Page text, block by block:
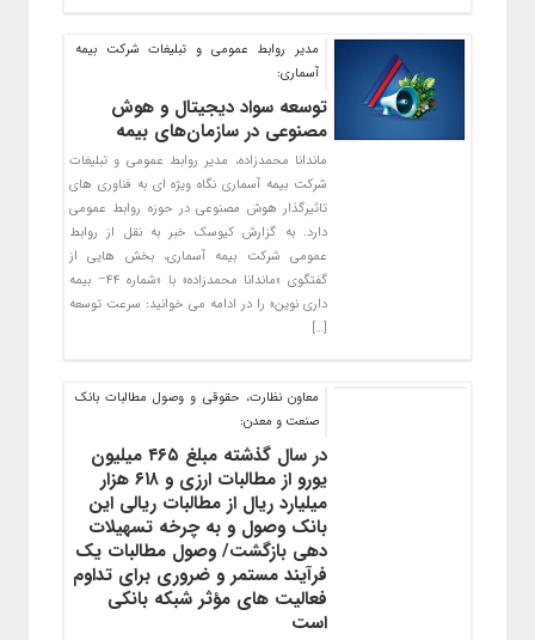
مدیر روابط عمومی و تبلیغات شرکت بیمه
آسماری:
توسعه سواد دیجیتال و هوش
مصنوعی در سازمان‌های بیمه
ماندانا محمدزاده، مدیر روابط عمومی و تبلیغات
شرکت بیمه آسماری نگاه ویژه ای به فناوری های
تاثیرگذار هوش مصنوعی در حوزه روابط عمومی
دارد. به گزارش کیوسک خبر به نقل از روابط
عمومی شرکت بیمه آسماری، بخش هایی از
گفتگوی «ماندانا محمدزاده» با «شماره ۴۴– بیمه
داری نوین» را در ادامه می خوانید: سرعت توسعه
[…]
معاون نظارت، حقوقی و وصول مطالبات بانك
صنعت و معدن:
در سال گذشته مبلغ ۴۶۵ میلیون
یورو از مطالبات ارزی و ۶۱۸ هزار
میلیارد ریال از مطالبات ریالی این
بانک وصول و به چرخه تسهیلات
دهی بازگشت/ وصول مطالبات یک
فرآیند مستمر و ضروری برای تداوم
فعالیت های مؤثر شبکه بانکی
است